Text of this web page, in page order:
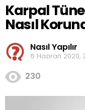
Karpal
Nasıl
Nasıl Yapılır
6 Haziran 2020,
230